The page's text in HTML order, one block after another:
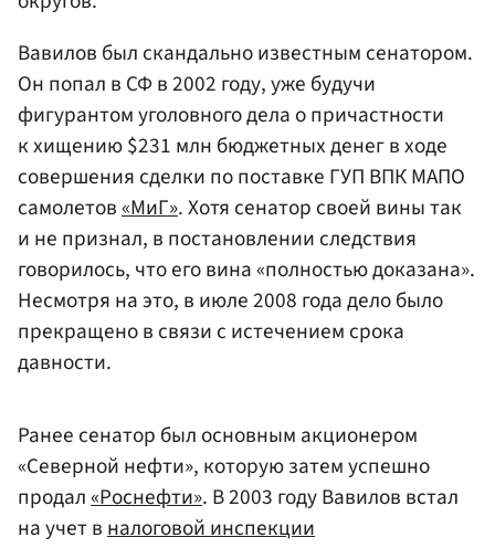
Вавилов был скандально известным сенатором.
Он попал в СФ в 2002 году, уже будучи
фигурантом уголовного дела о причастности
к хищению $231 млн бюджетных денег в ходе
совершения сделки по поставке ГУП ВПК МАПО
самолетов«МиГ». Хотя сенатор своей вины так
и не признал, в постановлении следствия
говорилось, что его вина «полностью доказана».
Несмотря на это, в июле 2008 года дело было
прекращено в связи с истечением срока
давности.
Ранее сенатор был основным акционером
«Северной нефти», которую затем успешно
продал«Роснефти». В 2003 году Вавилов встал
на учет вналоговой инспекции